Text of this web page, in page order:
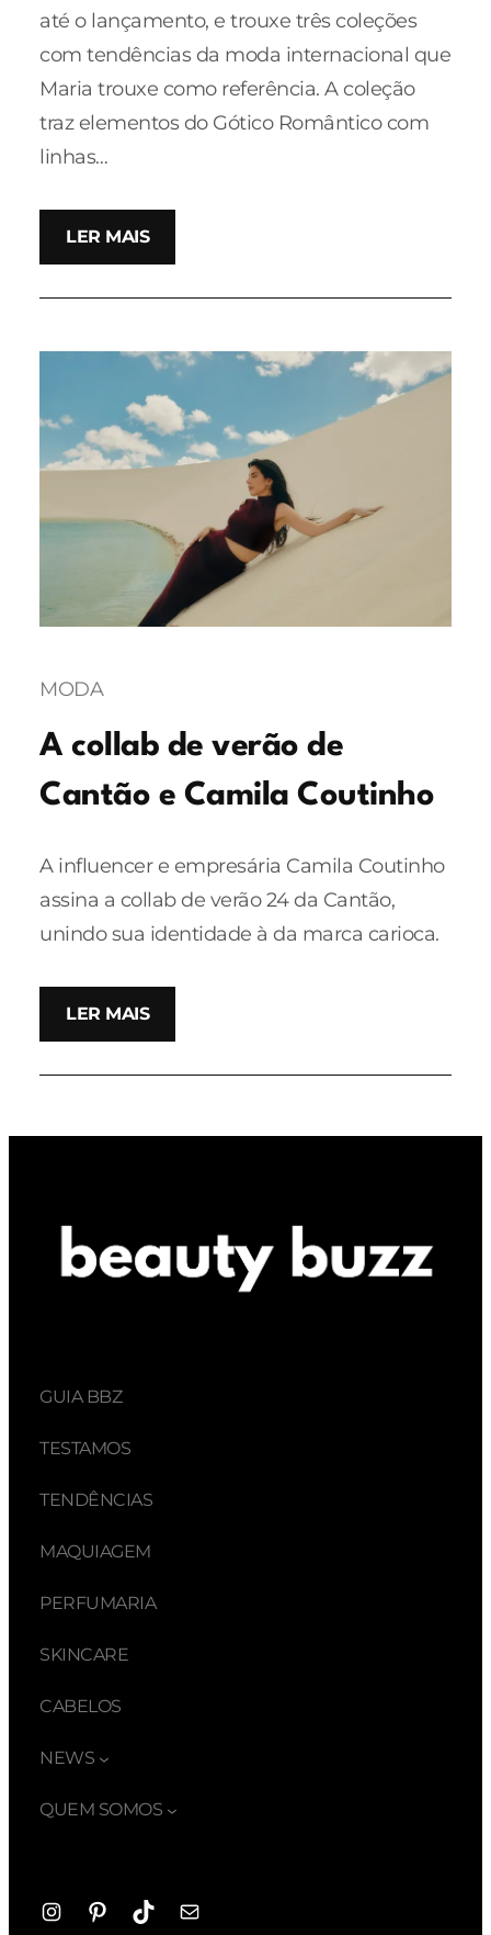
até o lançamento, e trouxe três coleções
com tendências da moda internacional que
Maria trouxe como referência. A coleção
traz elementos do Gótico Romântico com
linhas…
LER MAIS
MODA
A collab de verão de
Cantão e Camila Coutinho
A influencer e empresária Camila Coutinho
assina a collab de verão 24 da Cantão,
unindo sua identidade à da marca carioca.
LER MAIS
GUIA BBZ
TESTAMOS
TENDÊNCIAS
MAQUIAGEM
PERFUMARIA
SKINCARE
CABELOS
NEWS
QUEM SOMOS
InstagramPinterestTikTokE-